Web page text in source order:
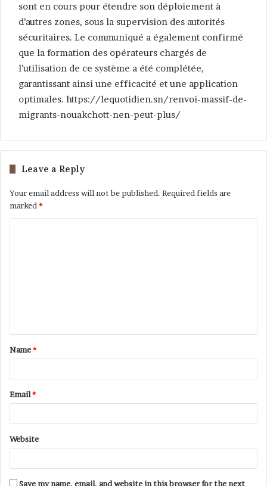
sont en cours pour étendre son déploiement à
d’autres zones, sous la supervision des autorités
sécuritaires. Le communiqué a également confirmé
que la formation des opérateurs chargés de
l’utilisation de ce système a été complétée,
garantissant ainsi une efficacité et une application
optimales. https://lequotidien.sn/renvoi-massif-de-
migrants-nouakchott-nen-peut-plus/
Leave a Reply
Your email address will not be published. Required fields are
marked*
Name*
Email*
Website
Save my name, email, and website in this browser for the next